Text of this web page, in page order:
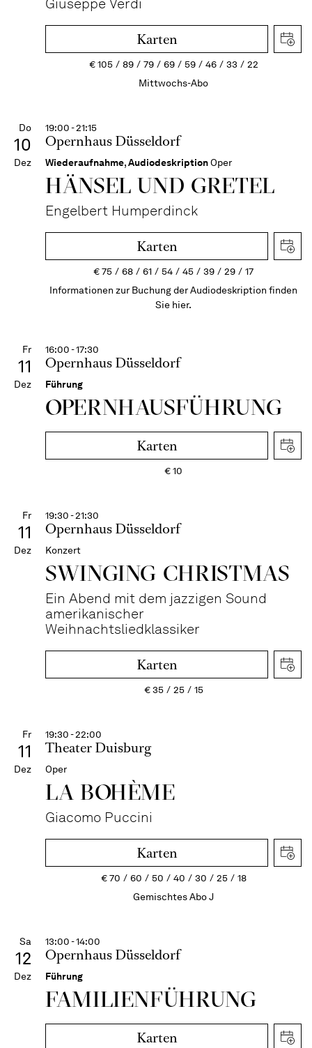
Giuseppe Verdi
Karten
€105 89 79 69 59 46 33
22
Mittwochs-Abo
Do
10
Dez
19:00 - 21:15
Opernhaus Düsseldorf
Wiederaufnahme,AudiodeskriptionOper
HÄNSEL UND GRETEL
Engelbert Humperdinck
Karten
€75 68 61 54 45 39 29
17
Informationen zur Buchung der Audiodeskription finden
Sie hier.
Fr
11
Dez
16:00 - 17:30
Opernhaus Düsseldorf
Führung
OPERN­HAUS­FÜH­RUNG
Karten
€10
Fr
11
Dez
19:30 - 21:30
Opernhaus Düsseldorf
Konzert
SWINGING CHRIST­MAS
Ein Abend mit dem jazzigen Sound
amerikanischer
Weihnachtsliedklassiker
Karten
€35 25 15
Fr
11
Dez
19:30 - 22:00
Theater Duisburg
Oper
LA BOHÈME
Giacomo Puccini
Karten
€70 60 50 40 30 25
18
Gemischtes Abo J
Sa
12
Dez
13:00 - 14:00
Opernhaus Düsseldorf
Führung
FAMI­LIEN­FÜH­RUNG
Karten